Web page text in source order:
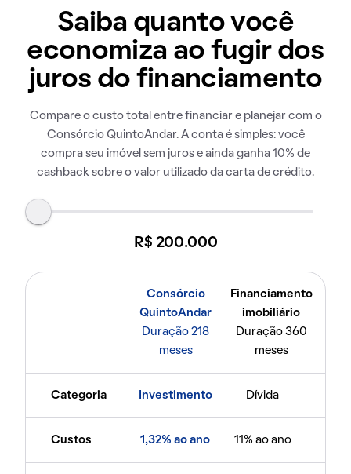
Saiba quanto você
economiza ao fugir dos
juros do financiamento
Compare o custo total entre financiar e planejar com o
Consórcio QuintoAndar. A conta é simples: você
compra seu imóvel sem juros e ainda ganha 10% de
cashback sobre o valor utilizado da carta de crédito.
R$ 200.000
Consórcio
QuintoAndar
Duração 218
meses
Financiamento
imobiliário
Duração 360
meses
Categoria Investimento Dívida
Custos 1,32% ao ano 11% ao ano